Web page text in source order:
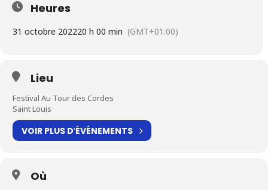
Heures
31 octobre 202220 h 00 min (GMT+01:00)
Lieu
Festival Au Tour des Cordes
Saint Louis
VOIR PLUS D′ÉVÉNEMENTS
Où